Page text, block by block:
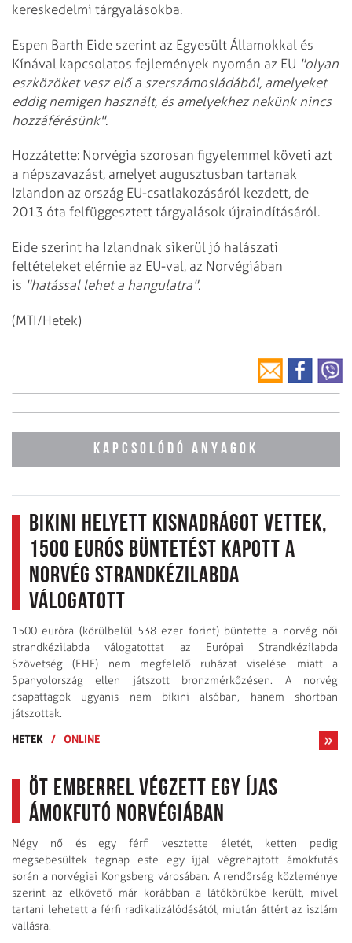
kereskedelmi tárgyalásokba.
Espen Barth Eide szerint az Egyesült Államokkal és
Kínával kapcsolatos fejlemények nyomán az EU "olyan
eszközöket vesz elő a szerszámosládából, amelyeket
eddig nemigen használt, és amelyekhez nekünk nincs
hozzáférésünk".
Hozzátette: Norvégia szorosan figyelemmel követi azt
a népszavazást, amelyet augusztusban tartanak
Izlandon az ország EU-csatlakozásáról kezdett, de
2013 óta felfüggesztett tárgyalások újraindításáról.
Eide szerint ha Izlandnak sikerül jó halászati
feltételeket elérnie az EU-val, az Norvégiában
is "hatással lehet a hangulatra".
(MTI/Hetek)
KAPCSOLÓDÓ ANYAGOK
Bikini helyett kisnadrágot vettek,
1500 eurós büntetést kapott a
norvég strandkézilabda
válogatott
1500 euróra (körülbelül 538 ezer forint) büntette a norvég női
strandkézilabda válogatottat az Európai Strandkézilabda
Szövetség (EHF) nem megfelelő ruházat viselése miatt a
Spanyolország ellen játszott bronzmérkőzésen. A norvég
csapattagok ugyanis nem bikini alsóban, hanem shortban
játszottak.
HETEK
/ ONLINE
Öt emberrel végzett egy íjas
ámokfutó Norvégiában
Négy nő és egy férfi vesztette életét, ketten pedig
megsebesültek tegnap este egy íjjal végrehajtott ámokfutás
során a norvégiai Kongsberg városában. A rendőrség közleménye
szerint az elkövető már korábban a látókörükbe került, mivel
tartani lehetett a férfi radikalizálódásától, miután áttért az iszlám
vallásra.